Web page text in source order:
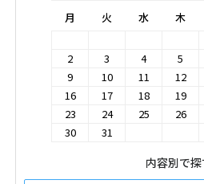
月 火 水 木
2
3 4 5
9
10 11 12
16
17 18 19
23
24 25 26
30
31
内容別で探